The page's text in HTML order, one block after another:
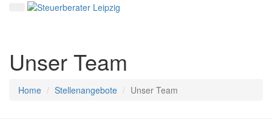
Unser Team
Home Stellenangebote Unser Team